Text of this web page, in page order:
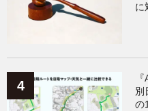
に
別
の